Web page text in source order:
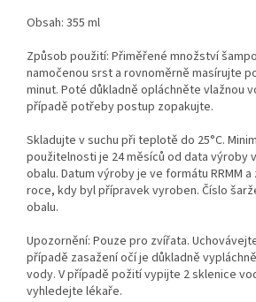
Obsah: 355 ml
Způsob použití: Přiměřené množství
namočenou srst a rovnoměrně masírujte
minut. Poté důkladně opláchněte vlažnou
případě potřeby postup zopakujte.
Skladujte v suchu při teplotě do 25°C.
použitelnosti je 24 měsíců od data výroby
obalu. Datum výroby je ve formátu RRMM
roce, kdy byl přípravek vyroben. Číslo
obalu.
Upozornění: Pouze pro zvířata.
případě zasažení očí je důkladně
vody. V případě požití vypijte 2 sklenice
vyhledejte lékaře.